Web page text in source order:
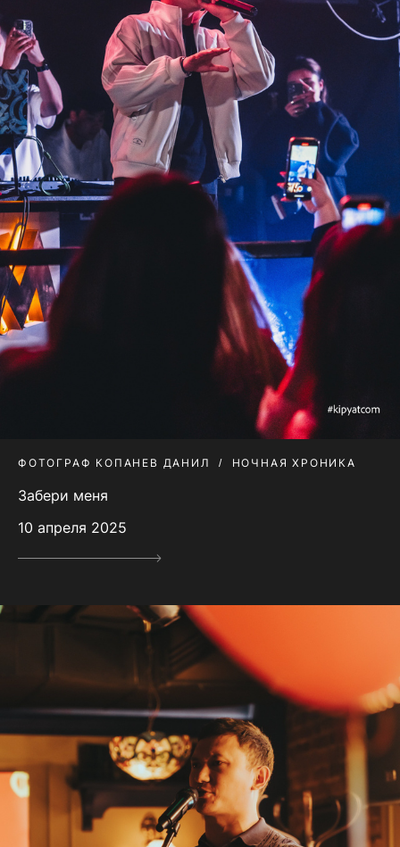
ФОТОГРАФ КОПАНЕВ ДАНИЛ НОЧНАЯ ХРОНИКА
Забери меня
10 апреля 2025